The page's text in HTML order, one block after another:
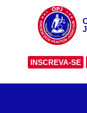
INSCREVA-SE